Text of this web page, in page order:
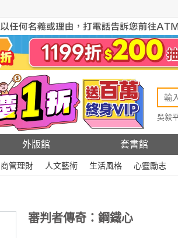
吳毅
外版館 套書館
商管理財 人文藝術 生活風格 心靈勵志
審判者傳奇：鋼鐵心